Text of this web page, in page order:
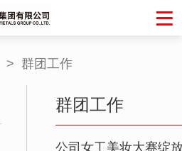
> 群团工作
群团工作
公司女工美妆大赛绽